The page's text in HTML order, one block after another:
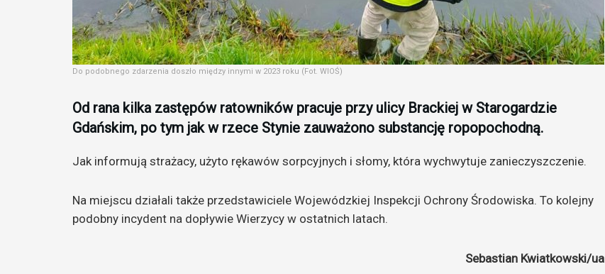
Do podobnego zdarzenia doszło między innymi w 2023 roku (Fot. WIOŚ)
Od rana kilka zastępów ratowników pracuje przy ulicy Brackiej w Starogardzie
Gdańskim, po tym jak w rzece Stynie zauważono substancję ropopochodną.
Jak informują strażacy, użyto rękawów sorpcyjnych i słomy, która wychwytuje zanieczyszczenie.
Na miejscu działali także przedstawiciele Wojewódzkiej Inspekcji Ochrony Środowiska. To kolejny
podobny incydent na dopływie Wierzycy w ostatnich latach.
Sebastian Kwiatkowski/ua